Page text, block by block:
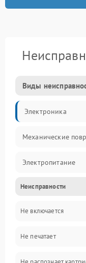
Виды
Электроника
Механические
Электропитание
Работа системы
Механика
Оптика
Неисправности
Не включается
Не печатает